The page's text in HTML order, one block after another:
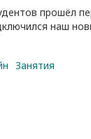
прошёл
наш
Занятия